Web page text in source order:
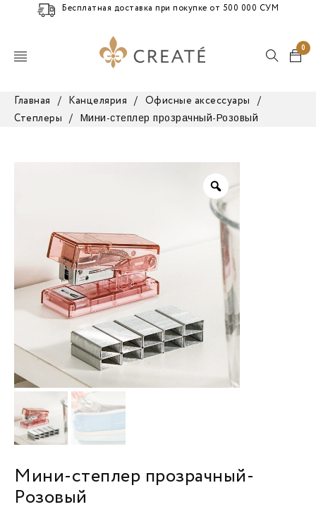
Бесплатная доставка при покупке от 500 000 СУМ
0
Главная / Канцелярия / Офисные аксессуары
/
Степлеры
/ Мини-степлер прозрачный-Розовый
Мини-степлер прозрачный-
Розовый